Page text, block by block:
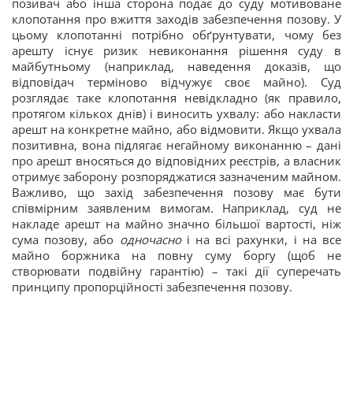
клопотання про вжиття заходів забезпечення позову. У
цьому клопотанні потрібно обґрунтувати, чому без
арешту існує ризик невиконання рішення суду в
майбутньому (наприклад, наведення доказів, що
відповідач терміново відчужує своє майно). Суд
розглядає таке клопотання невідкладно (як правило,
протягом кількох днів) і виносить ухвалу: або накласти
арешт на конкретне майно, або відмовити. Якщо ухвала
позитивна, вона підлягає негайному виконанню – дані
про арешт вносяться до відповідних реєстрів, а власник
отримує заборону розпоряджатися зазначеним майном.
Важливо, що захід забезпечення позову має бути
співмірним заявленим вимогам. Наприклад, суд не
накладе арешт на майно значно більшої вартості, ніж
сума позову, або одночасноі на всі рахунки, і на все
майно боржника на повну суму боргу (щоб не
створювати подвійну гарантію) – такі дії суперечать
принципу пропорційності забезпечення позову.